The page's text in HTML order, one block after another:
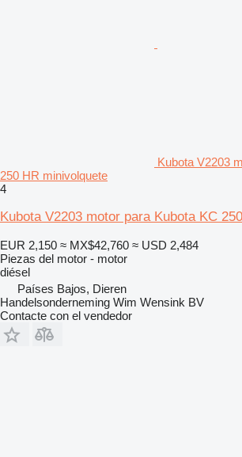
Kubota V2203
250 HR minivolquete
4
Kubota V2203 motor para Kubota KC
EUR 2,150 ≈ MX$42,760 ≈ USD 2,484
Piezas del motor - motor
diésel
Países Bajos, Dieren
Handelsonderneming Wim Wensink BV
Contacte con el vendedor